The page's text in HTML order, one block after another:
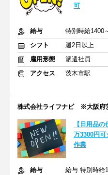
可
給与
特別時給1400
シフト
週2日以上
雇用形態
派遣社員
アクセス
茨木市駅
株式会社ライフナビ ※大阪府
【日用品
万3300円
作業
給与